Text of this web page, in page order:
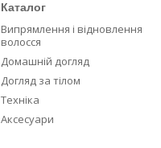
долоні, нанести на
для волосся, щоб
ламкості, відновити
Де купити вітаміни
Якщо ви бажаєте
для догляду за
Каталог
Випрямлення і відновлення
волосся
Домашній догляд
Догляд за тілом
Техніка
Аксесуари